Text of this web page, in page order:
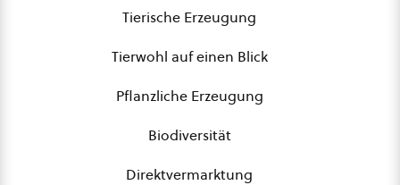
Tierische Erzeugung
Tierwohl auf einen Blick
Pflanzliche Erzeugung
Biodiversität
Direktvermarktung